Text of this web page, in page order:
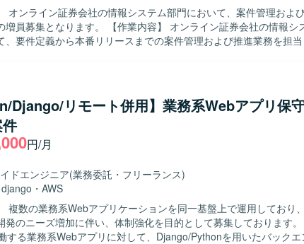
オンライン証券会社の情報システム部門において、案件管理およ
【作業内容】 オンライン証券会社の情報システム部門の社
、要件定義から本番リリースまでの案件管理および推進業務を担
っていただきます。 【求める人物像】 関係者との円滑なコミュニケ
りながら、主体的に案件を推進していただける方を求めております
務に丁寧かつ責任感を持って取り組める方にマッチするポジションで
力】 オンライン証券ビジネスにおけるシステム開発案件に上流工程
からリリースまで一連のプロジェクトマネジメントに携わることが
ホルダーと連携しながら、ベンダーコントロールや品質管理の実務
SQLを利用したシステム開発プロジェク
ただきます。
Django/リモート併用】業務系Webアプリ保
円/月
ドエンジニア(業務委託・フリーランス)
django ・ AWS
複数の業務系Webアプリケーションを同一基盤上で運用しており
のニーズ増加に伴い、体制強化を目的として募集しております。 【作業内容】
する業務系Webアプリに対して、Django/Pythonを用いたバック